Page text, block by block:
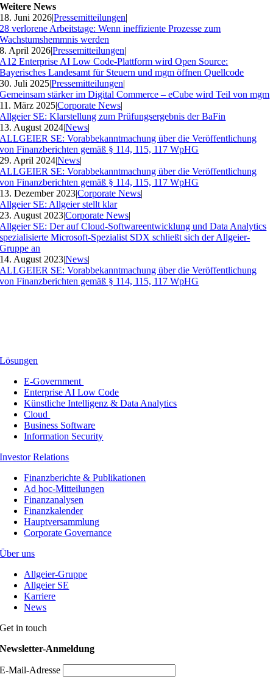
Weitere News
18. Juni 2026|Pressemitteilungen|
28 verlorene Arbeitstage: Wenn ineffiziente Prozesse zum
Wachstumshemmnis werden
8. April 2026|Pressemitteilungen|
A12 Enterprise AI Low Code-Plattform wird Open Source:
Bayerisches Landesamt für Steuern und mgm öffnen Quellcode
30. Juli 2025|Pressemitteilungen|
Gemeinsam stärker im Digital Commerce – eCube wird Teil von mgm
11. März 2025|Corporate News|
Allgeier SE: Klarstellung zum Prüfungsergebnis der BaFin
13. August 2024|News|
ALLGEIER SE: Vorabbekanntmachung über die Veröffentlichung
von Finanzberichten gemäß § 114, 115, 117 WpHG
29. April 2024|News|
ALLGEIER SE: Vorabbekanntmachung über die Veröffentlichung
von Finanzberichten gemäß § 114, 115, 117 WpHG
13. Dezember 2023|Corporate News|
Allgeier SE: Allgeier stellt klar
23. August 2023|Corporate News|
Allgeier SE: Der auf Cloud-Softwareentwicklung und Data Analytics
spezialisierte Microsoft-Spezialist SDX schließt sich der Allgeier-
Gruppe an
14. August 2023|News|
ALLGEIER SE: Vorabbekanntmachung über die Veröffentlichung
von Finanzberichten gemäß § 114, 115, 117 WpHG
Lösungen
E-Government
Enterprise AI Low Code
Künstliche Intelligenz & Data Analytics
Cloud
Business Software
Information Security
Investor Relations
Finanzberichte & Publikationen
Ad hoc-Mitteilungen
Finanzanalysen
Finanzkalender
Hauptversammlung
Corporate Governance
Über uns
Allgeier-Gruppe
Allgeier SE
Karriere
News
Get in touch
Newsletter-Anmeldung
E-Mail-Adresse